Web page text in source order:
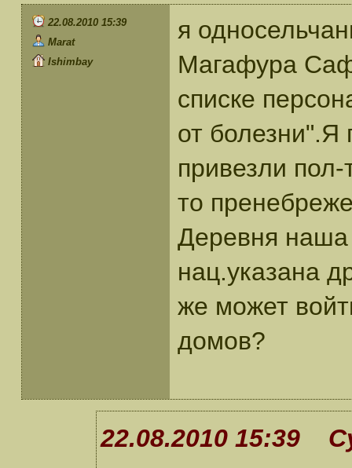
22.08.2010 15:39
Marat
Ishimbay
я
Магафура
списке
от
привезли
то
Деревня наша
нац.указана
же может
домов?
22.08.2010 15:39